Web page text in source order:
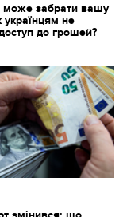
може забрати вашу
українцям не
до грошей?